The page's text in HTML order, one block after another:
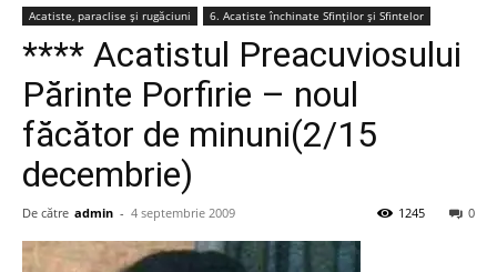
Acatiste, paraclise și rugăciuni 6. Acatiste închinate Sfinților și Sfintelor
**** Acatistul Preacuviosului
Părinte Porfirie – noul
făcător de minuni(2/15
decembrie)
De către admin - 4 septembrie 2009 0
1245